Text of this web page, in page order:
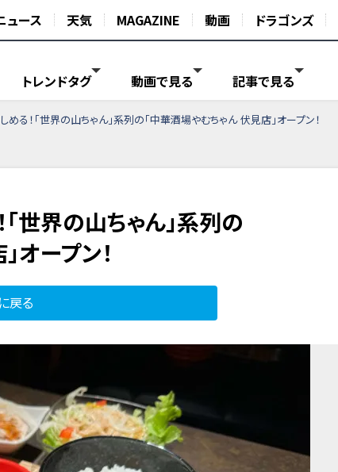
ュース 天気 MAGAZINE 動画 ドラゴンズ
トレンドタグ 動画で見る 記事で見る
る！「世界の山ちゃん」系列の「中華酒場やむちゃん 伏見店」オープン！
世界の山ちゃん」系列の
オープン！
戻る